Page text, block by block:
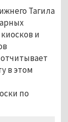
Тагила
и
в этом
по